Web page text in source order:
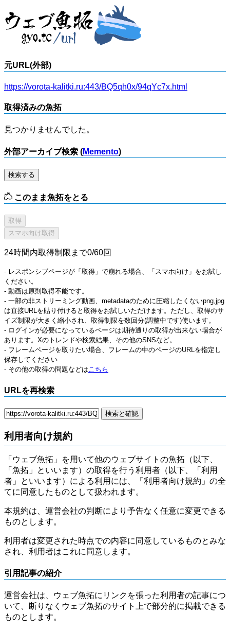
元URL(外部)
https://vorota-kalitki.ru:443/BQ5qh0x/94qYc7x.html
取得済みの魚拓
見つかりませんでした。
外部アーカイブ検索 (Memento)
検索する
このまま魚拓をとる
24時間内取得制限まで0/60回
- レスポンシブページが「取得」で崩れる場合、「スマホ向け」をお試し
ください。
- 動画は原則取得不能です。
- 一部の非ストリーミング動画、metadataのために圧縮したくないpng,jpg
は直接URLを貼り付けると取得をお試しいただけます。ただし、取得のサ
イズ制限が大きく縮小され、取得制限を数回分(調整中です)使います。
- ログインが必要になっているページは期待通りの取得が出来ない場合が
あります。Xのトレンドや検索結果、その他のSNSなど。
- フレームページを取りたい場合、フレームの中のページのURLを指定し
保存してください
- その他の取得の問題などはこちら
URLを再検索
利用者向け規約
「ウェブ魚拓」を用いて他のウェブサイトの魚拓（以下、
「魚拓」といいます）の取得を行う利用者（以下、「利用
者」といいます）による利用には、「利用者向け規約」の全
てに同意したものとして扱われます。
本規約は、運営会社の判断により予告なく任意に変更できる
ものとします。
利用者は変更された時点での内容に同意しているものとみな
され、利用者はこれに同意します。
引用記事の紹介
運営会社は、ウェブ魚拓にリンクを張った利用者の記事につ
いて、断りなくウェブ魚拓のサイト上で部分的に掲載できる
ものとします。